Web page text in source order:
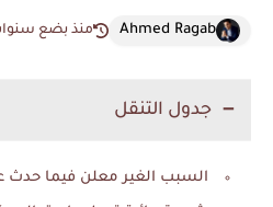
Ahmed Ragab منذ بضع
جدول التنقل
السبب الغير معلن فيما حدث